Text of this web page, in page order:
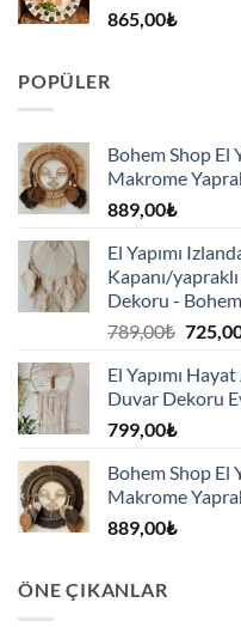
865,00₺
POPÜLER
Bohem Shop El
Makrome
889,00₺
El Yapımı
Kapanı/
Dekoru -
789,00₺
El Yapımı
Duvar Dekoru
799,00₺
Bohem Shop El
Makrome
889,00₺
ÖNE ÇIKANLAR